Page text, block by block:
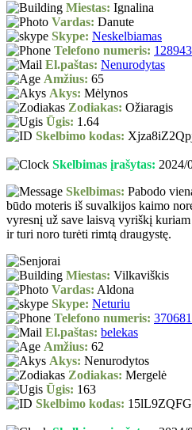
Miestas: Ignalina
Vardas: Danute
Skype: Neskelbiamas
Telefono numeris:
El.paštas: Nenurodytas
Amžius: 65
Akys: Mėlynos
Zodiakas: Ožiaragis
Ūgis: 1.64
Skelbimo kodas:
Skelbimas įrašytas: 2024/
Skelbimas: Pabodo
būdo moteris iš suvalkijos kaimo
vyresnį už save laisvą vyriškį
ir turi noro turėti rimtą draugystę.
Miestas: Vilkaviškis
Vardas: Aldona
Skype: Neturiu
Telefono numeris:
El.paštas: belekas
Amžius: 62
Akys: Nenurodytos
Zodiakas: Mergelė
Ūgis: 163
Skelbimo kodas: